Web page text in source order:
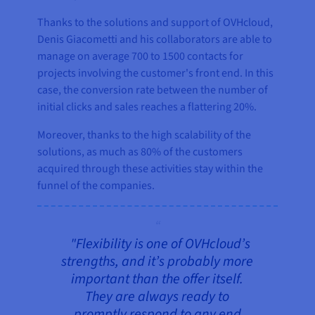
Thanks to the solutions and support of OVHcloud,
Denis Giacometti and his collaborators are able to
manage on average 700 to 1500 contacts for
projects involving the customer's front end. In this
case, the conversion rate between the number of
initial clicks and sales reaches a flattering 20%.
Moreover, thanks to the high scalability of the
solutions, as much as 80% of the customers
acquired through these activities stay within the
funnel of the companies.
"Flexibility is one of OVHcloud’s
strengths, and it’s probably more
important than the offer itself.
They are always ready to